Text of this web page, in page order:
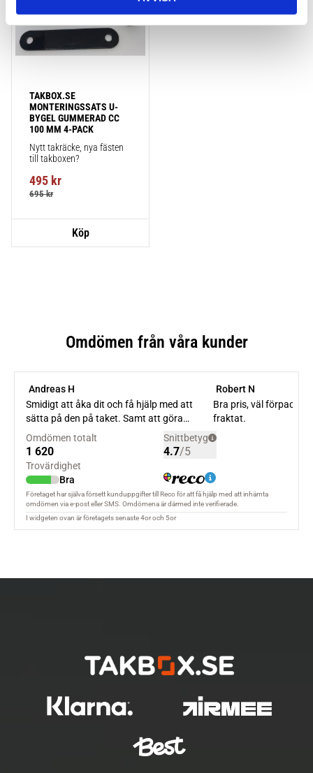
TAKBOX.SE
MONTERINGSSATS U-
BYGEL GUMMERAD CC
100 MM 4-PACK
Nytt takräcke, nya fästen
till takboxen?
495 kr
695kr